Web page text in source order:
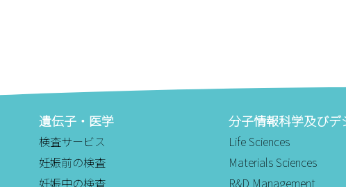
遺伝子・医学
検査サービス
妊娠前の検査
妊娠中の検査
分子情報科学及び
Life Sciences
Materials Sciences
R&D Management